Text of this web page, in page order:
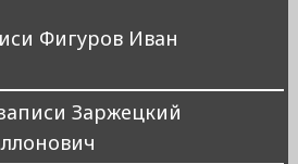
Фигуров Иван
Заржецкий